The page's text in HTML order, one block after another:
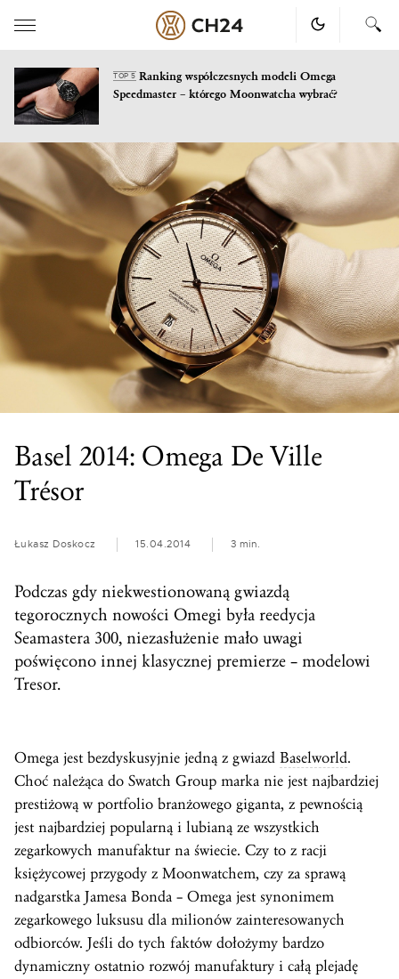
Skip
to
content
TOP 5Ranking współczesnych modeli Omega
Speedmaster – którego Moonwatcha wybrać?
Basel 2014: Omega De Ville
Trésor
Łukasz Doskocz 15.04.2014 3 min.
Podczas gdy niekwestionowaną gwiazdą
tegorocznych nowości Omegi była reedycja
Seamastera 300, niezasłużenie mało uwagi
poświęcono innej klasycznej premierze – modelowi
Tresor.
Omega jest bezdyskusyjnie jedną z gwiazd Baselworld.
Choć należąca do Swatch Group marka nie jest najbardziej
prestiżową w portfolio branżowego giganta, z pewnością
jest najbardziej popularną i lubianą ze wszystkich
zegarkowych manufaktur na świecie. Czy to z racji
księżycowej przygody z Moonwatchem, czy za sprawą
nadgarstka Jamesa Bonda – Omega jest synonimem
zegarkowego luksusu dla milionów zainteresowanych
odbiorców. Jeśli do tych faktów dołożymy bardzo
dynamiczny ostatnio rozwój manufaktury i całą plejadę